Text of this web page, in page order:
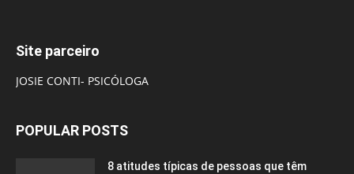
Site parceiro
JOSIE CONTI- PSICÓLOGA
POPULAR POSTS
8 atitudes típicas de pessoas que têm